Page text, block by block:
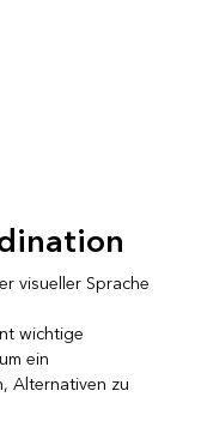
visueller Sprache
wichtige
ein
Alternativen zu